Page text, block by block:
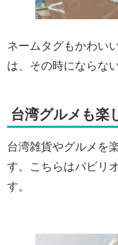
ネームタグもかわい
は、その時にならな
台湾グルメも楽
台湾雑貨やグルメを
す。こちらはパビリ
す。